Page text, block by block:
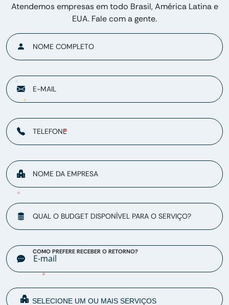
Atendemos empresas em todo Brasil, América Latina e
EUA. Fale com a gente.
NOME COMPLETO
E-MAIL
TELEFONE
NOME DA EMPRESA
QUAL O BUDGET DISPONÍVEL PARA O SERVIÇO?
COMO PREFERE RECEBER O RETORNO?